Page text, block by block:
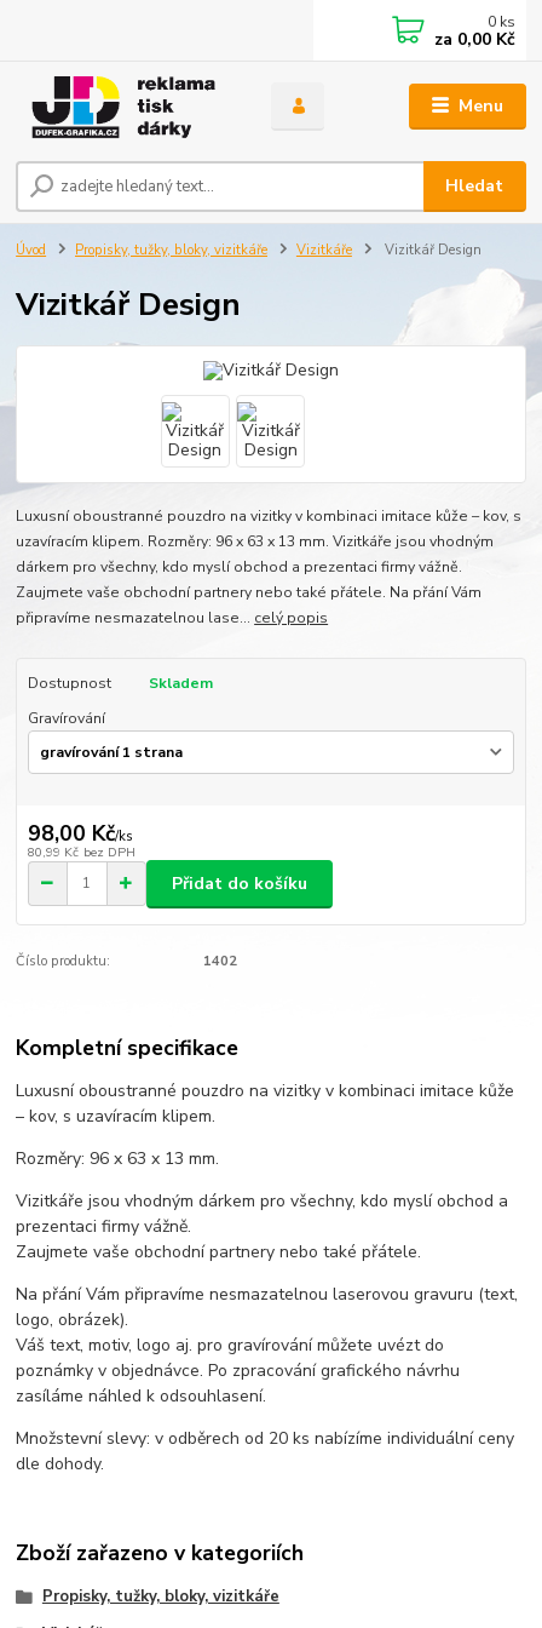
Menu
Hledat
0 ks
za 0,00 Kč
Úvod Propisky, tužky, bloky, vizitkáře Vizitkáře Vizitkář Design
Vizitkář Design
Luxusní oboustranné pouzdro na vizitky v kombinaci imitace kůže – kov, s
uzavíracím klipem. Rozměry: 96 x 63 x 13 mm. Vizitkáře jsou vhodným
dárkem pro všechny, kdo myslí obchod a prezentaci firmy vážně.
Zaujmete vaše obchodní partnery nebo také přátele. Na přání Vám
připravíme nesmazatelnou lase... celý popis
Dostupnost
Skladem
Gravírování
98,00 Kč/ks
80,99 Kč bez DPH
Přidat do košíku
Číslo produktu: 1402
Kompletní specifikace
Luxusní oboustranné pouzdro na vizitky v kombinaci imitace kůže
– kov, s uzavíracím klipem.
Rozměry: 96 x 63 x 13 mm.
Vizitkáře jsou vhodným dárkem pro všechny, kdo myslí obchod a
prezentaci firmy vážně.
Zaujmete vaše obchodní partnery nebo také přátele.
Na přání Vám připravíme nesmazatelnou laserovou gravuru (text,
logo, obrázek).
Váš text, motiv, logo aj. pro gravírování můžete uvézt do
poznámky v objednávce. Po zpracování grafického návrhu
zasíláme náhled k odsouhlasení.
Množstevní slevy: v odběrech od 20 ks nabízíme individuální ceny
dle dohody.
Zboží zařazeno v kategoriích
Propisky, tužky, bloky, vizitkáře